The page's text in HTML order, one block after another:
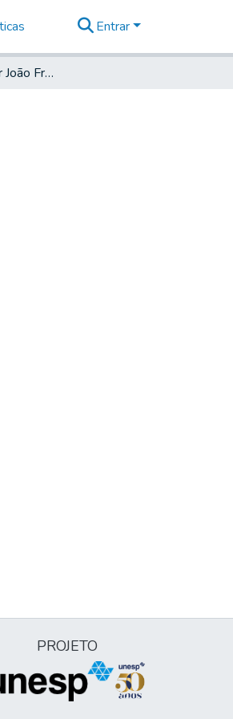
Entrar
Para o Capitão-mor João Francisco de Andrade
PROJETO